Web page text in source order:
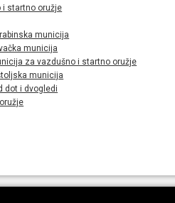
i startno oružje
municija
municija
za vazdušno i startno oružje
municija
dot i dvogledi